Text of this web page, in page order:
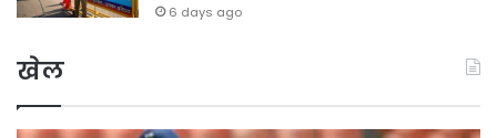
6 days ago
खेल